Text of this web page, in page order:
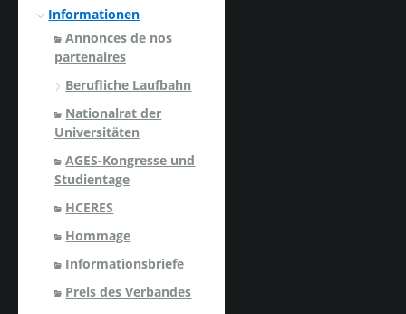
Informationen
Annonces de nos
partenaires
Berufliche Laufbahn
Nationalrat der
Universitäten
AGES-Kongresse und
Studientage
HCERES
Hommage
Informationsbriefe
Preis des Verbandes